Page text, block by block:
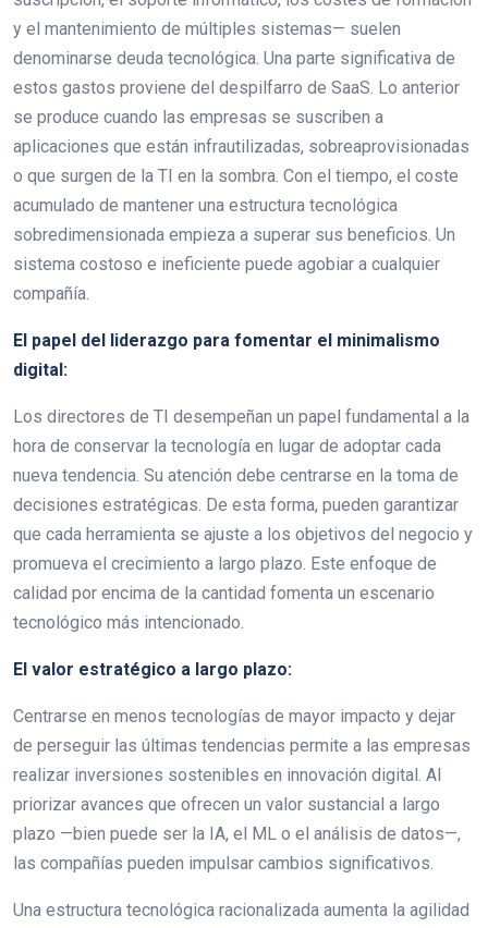
y el mantenimiento de múltiples sistemas— suelen
denominarse deuda tecnológica. Una parte significativa de
estos gastos proviene del despilfarro de SaaS. Lo anterior
se produce cuando las empresas se suscriben a
aplicaciones que están infrautilizadas, sobreaprovisionadas
o que surgen de la TI en la sombra. Con el tiempo, el coste
acumulado de mantener una estructura tecnológica
sobredimensionada empieza a superar sus beneficios. Un
sistema costoso e ineficiente puede agobiar a cualquier
compañía.
El papel del liderazgo para fomentar el minimalismo
digital:
Los directores de TI desempeñan un papel fundamental a la
hora de conservar la tecnología en lugar de adoptar cada
nueva tendencia. Su atención debe centrarse en la toma de
decisiones estratégicas. De esta forma, pueden garantizar
que cada herramienta se ajuste a los objetivos del negocio y
promueva el crecimiento a largo plazo. Este enfoque de
calidad por encima de la cantidad fomenta un escenario
tecnológico más intencionado.
El valor estratégico a largo plazo:
Centrarse en menos tecnologías de mayor impacto y dejar
de perseguir las últimas tendencias permite a las empresas
realizar inversiones sostenibles en innovación digital. Al
priorizar avances que ofrecen un valor sustancial a largo
plazo —bien puede ser la IA, el ML o el análisis de datos—,
las compañías pueden impulsar cambios significativos.
Una estructura tecnológica racionalizada aumenta la agilidad